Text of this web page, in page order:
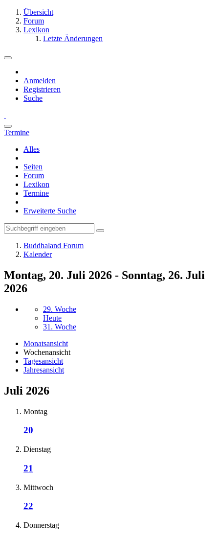
Übersicht
Forum
Lexikon
Letzte Änderungen
Anmelden
Registrieren
Suche
Termine
Alles
Seiten
Forum
Lexikon
Termine
Erweiterte Suche
Buddhaland Forum
Kalender
Montag, 20. Juli 2026 - Sonntag, 26. Juli
2026
29. Woche
Heute
31. Woche
Monatsansicht
Wochenansicht
Tagesansicht
Jahresansicht
Juli 2026
Montag
20
Dienstag
21
Mittwoch
22
Donnerstag